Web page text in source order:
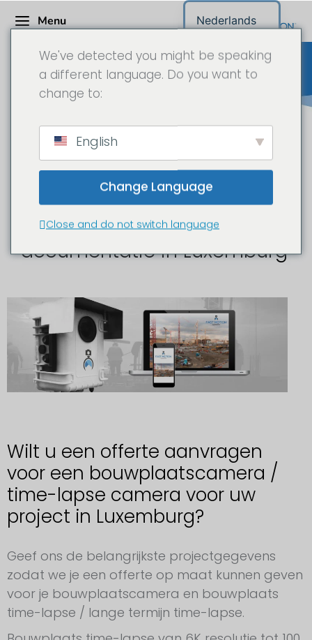
Menu
Bouwplaats camera
Luxemburg
Bouwplaats time-lapse en
documentatie in Luxemburg
Wilt u een offerte aanvragen
voor een bouwplaatscamera /
time-lapse camera voor uw
project in Luxemburg?
Geef ons de belangrijkste projectgegevens
zodat we je een offerte op maat kunnen geven
voor je bouwplaatscamera en bouwplaats
time-lapse / lange termijn time-lapse.
We've detected you might be speaking
a different language. Do you want to
change to:
English
Change Language
Close and do not switch language
Nederlands